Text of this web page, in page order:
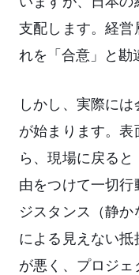
支配します。経営
れを「合意」と勘
しかし、実際には
が始まります。
ら、現場に戻る
由をつけて一切
ジスタンス（静か
による見えない
が悪く、プロジ